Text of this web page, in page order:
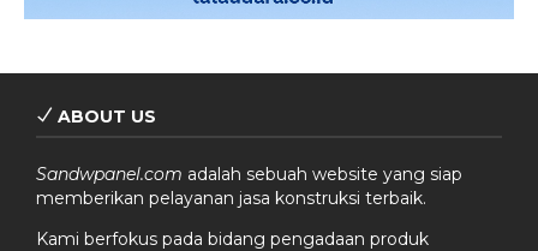
ABOUT US
Sandwpanel.com adalah sebuah website yang siap
memberikan pelayanan jasa konstruksi terbaik.
Kami berfokus pada bidang pengadaan produk